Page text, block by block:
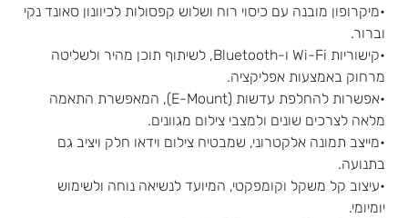
•מיקרופון מובנה עם כיסוי רוח ושלוש קפסולות לכיוונון סאונד נקי
וברור.
•קישוריות Wi-Fi ו-Bluetooth, לשיתוף תוכן מהיר ולשליטה
מרחוק באמצעות אפליקציה.
•אפשרות להחלפת עדשות (E-Mount), המאפשרת התאמה
מלאה לצרכים שונים ולמצבי צילום מגוונים.
•מייצב תמונה אלקטרוני, שמבטיח צילום וידאו חלק ויציב גם
בתנועה.
•עיצוב קל משקל וקומפקטי, המיועד לנשיאה נוחה ולשימוש
יומיומי.